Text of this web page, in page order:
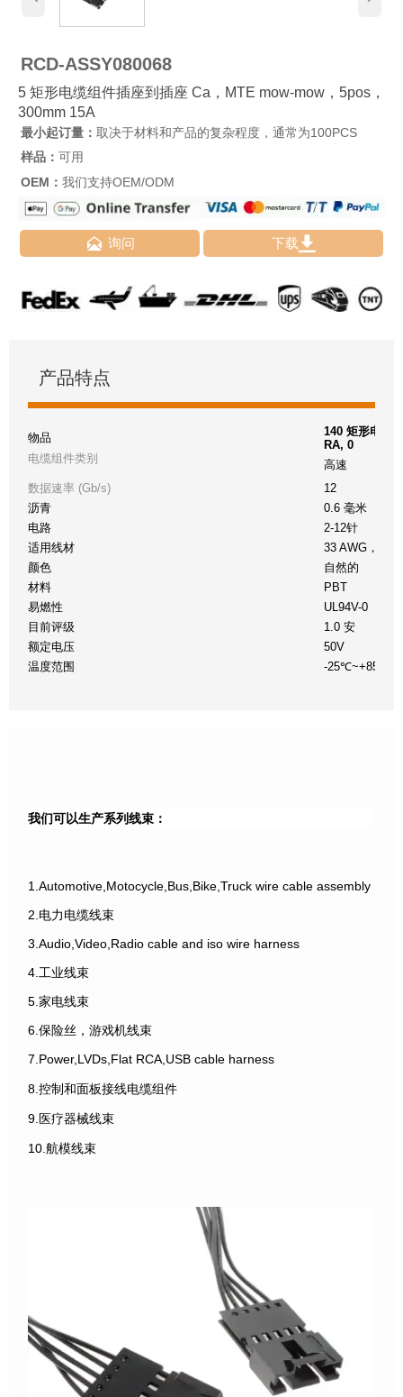
RCD-ASSY080068
5 矩形电缆组件插座到插座 Ca，MTE mow-mow，5pos，
300mm 15A
最小起订量： 取决于材料和产品的复杂程度，通常为100PCS
样品： 可用
OEM： 我们支持OEM/ODM
 询问 下载
产品特点
物品
140 矩形电缆
RA, 0
电缆组件类别
高速
数据速率 (Gb/s)
12
沥青
0.6 毫米
电路
2-12针
适用线材
33 AWG，85
颜色
自然的
材料
PBT
易燃性
UL94V-0
目前评级
1.0 安
额定电压
50V
温度范围
-25℃~+85℃
我们可以生产系列线束：
1.Automotive,Motocycle,Bus,Bike,Truck wire cable assembly
2.电力电缆线束
3.Audio,Video,Radio cable and iso wire harness
4.工业线束
5.家电线束
6.保险丝，游戏机线束
7.Power,LVDs,Flat RCA,USB cable harness
8.控制和面板接线电缆组件
9.医疗器械线束
10.航模线束